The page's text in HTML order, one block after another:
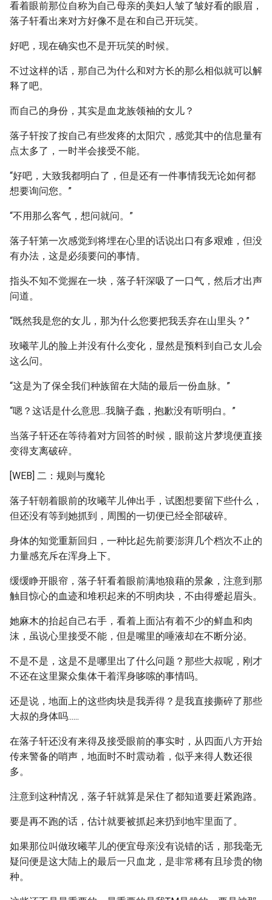
看着眼前那位自称为自己母亲的美妇人皱了皱好看的眼眉，
落子轩看出来对方好像不是在和自己开玩笑。
好吧，现在确实也不是开玩笑的时候。
不过这样的话，那自己为什么和对方长的那么相似就可以解
释了吧。
而自己的身份，其实是血龙族领袖的女儿？
落子轩按了按自己有些发疼的太阳穴，感觉其中的信息量有
点太多了，一时半会接受不能。
“好吧，大致我都明白了，但是还有一件事情我无论如何都
想要询问您。”
“不用那么客气，想问就问。”
落子轩第一次感觉到将埋在心里的话说出口有多艰难，但没
有办法，这是必须要问的事情。
指头不知不觉握在一块，落子轩深吸了一口气，然后才出声
问道。
“既然我是您的女儿，那为什么您要把我丢弃在山里头？”
玫曦芊儿的脸上并没有什么变化，显然是预料到自己女儿会
这么问。
“这是为了保全我们种族留在大陆的最后一份血脉。”
“嗯？这话是什么意思...我脑子蠢，抱歉没有听明白。”
当落子轩还在等待着对方回答的时候，眼前这片梦境便直接
变得支离破碎。
[WEB] 二：规则与魔轮
落子轩朝着眼前的玫曦芊儿伸出手，试图想要留下些什么，
但还没有等到她抓到，周围的一切便已经全部破碎。
身体的知觉重新回归，一种比起先前要澎湃几个档次不止的
力量感充斥在浑身上下。
缓缓睁开眼帘，落子轩看着眼前满地狼藉的景象，注意到那
触目惊心的血迹和堆积起来的不明肉块，不由得蹙起眉头。
她麻木的抬起自己右手，看着上面沾有着不少的鲜血和肉
沫，虽说心里接受不能，但是嘴里的唾液却在不断分泌。
不是不是，这是不是哪里出了什么问题？那些大叔呢，刚才
不还在这里聚众集体干着浑身哆嗦的事情吗。
还是说，地面上的这些肉块是我弄得？是我直接撕碎了那些
大叔的身体吗......
在落子轩还没有来得及接受眼前的事实时，从四面八方开始
传来警备的哨声，地面时不时震动着，似乎来得人数还很
多。
注意到这种情况，落子轩就算是呆住了都知道要赶紧跑路。
要是再不跑的话，估计就要被抓起来扔到地牢里面了。
如果那位叫做玫曦芊儿的便宜母亲没有说错的话，那我毫无
疑问便是这大陆上的最后一只血龙，是非常稀有且珍贵的物
种。